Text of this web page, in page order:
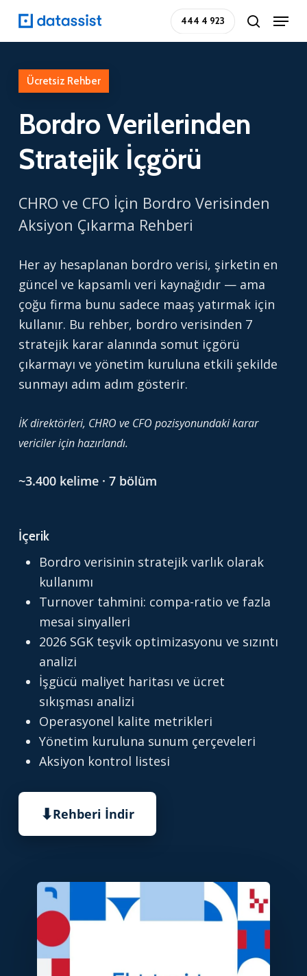
Skip
content
444 4 923
search
Menu
Ücretsiz Rehber
Bordro Verilerinden
Stratejik İçgörü
CHRO ve CFO İçin Bordro Verisinden
Aksiyon Çıkarma Rehberi
Her ay hesaplanan bordro verisi, şirketin en
güncel ve kapsamlı veri kaynağıdır — ama
çoğu firma bunu sadece maaş yatırmak için
kullanır. Bu rehber, bordro verisinden 7
stratejik karar alanında somut içgörü
çıkarmayı ve yönetim kuruluna etkili şekilde
sunmayı adım adım gösterir.
İK direktörleri, CHRO ve CFO pozisyonundaki karar
vericiler için hazırlandı.
~3.400 kelime · 7 bölüm
İçerik
Bordro verisinin stratejik varlık olarak
kullanımı
Turnover tahmini: compa-ratio ve fazla
mesai sinyalleri
2026 SGK teşvik optimizasyonu ve sızıntı
analizi
İşgücü maliyet haritası ve ücret
sıkışması analizi
Operasyonel kalite metrikleri
Yönetim kuruluna sunum çerçeveleri
Aksiyon kontrol listesi
⬇Rehberi İndir